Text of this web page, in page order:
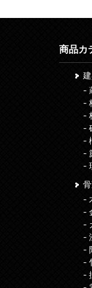
商品カ
-
-
-
-
-
-
-
-
-
-
-
-
-
-